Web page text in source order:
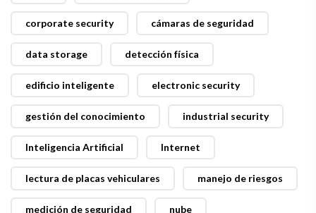
corporate security cámaras de seguridad
data storage detección física
edificio inteligente electronic security
gestión del conocimiento industrial security
Inteligencia Artificial Internet
lectura de placas vehiculares manejo de riesgos
medición de seguridad nube